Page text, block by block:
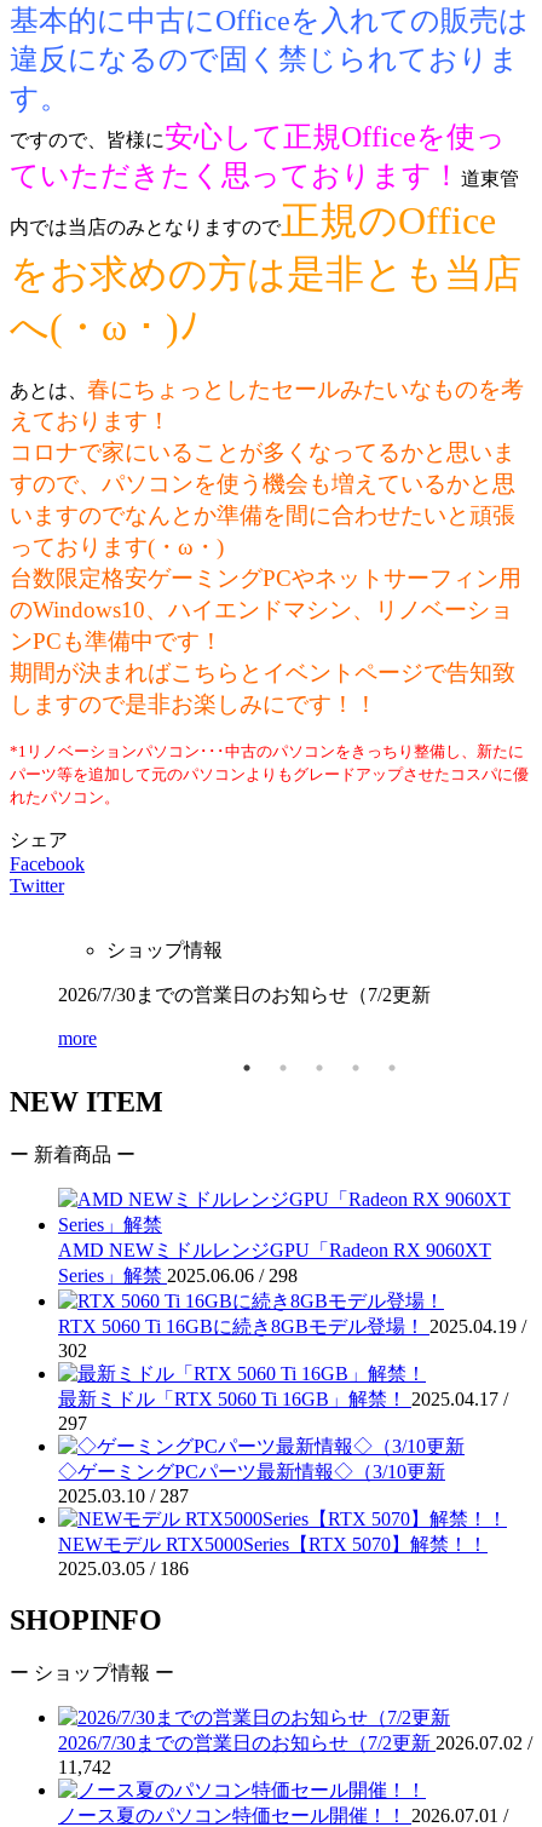
基本的に中古にOfficeを入れての販売は
違反になるので固く禁じられておりま
す。
ですので、皆様に安心して正規Officeを使っ
ていただきたく思っております！ 道東管
内では当店のみとなりますので正規のOffice
をお求めの方は是非とも当店
へ(・ω・)ﾉ
あとは、 春にちょっとしたセールみたいなものを考
えております！
コロナで家にいることが多くなってるかと思いま
すので、パソコンを使う機会も増えているかと思
いますのでなんとか準備を間に合わせたいと頑張
っております(・ω・)
台数限定格安ゲーミングPCやネットサーフィン用
のWindows10、ハイエンドマシン、リノベーショ
ンPCも準備中です！
期間が決まればこちらとイベントページで告知致
しますので是非お楽しみにです！！
*1リノベーションパソコン･･･中古のパソコンをきっちり整備し、新たに
パーツ等を追加して元のパソコンよりもグレードアップさせたコスパに優
れたパソコン。
シェア
Facebook
Twitter
ショップ情報
2026/7/30までの営業日のお知らせ（7/2更新
more
NEW ITEM
ー 新着商品 ー
AMD NEWミドルレンジGPU「Radeon RX 9060XT
Series」解禁 2025.06.06 / 298
RTX 5060 Ti 16GBに続き8GBモデル登場！ 2025.04.19 /
302
最新ミドル「RTX 5060 Ti 16GB」解禁！ 2025.04.17 /
297
◇ゲーミングPCパーツ最新情報◇（3/10更新
2025.03.10 / 287
NEWモデル RTX5000Series【RTX 5070】解禁！！
2025.03.05 / 186
SHOPINFO
ー ショップ情報 ー
2026/7/30までの営業日のお知らせ（7/2更新 2026.07.02 /
11,742
ノース夏のパソコン特価セール開催！！ 2026.07.01 /